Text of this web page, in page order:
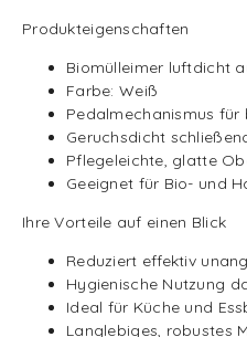
Produkteigenschaften
Biomülleimer luftdicht
Farbe: Weiß
Pedalmechanismus für
Geruchsdicht
Pflegeleichte, glatte
Geeignet für Bio- und
Ihre Vorteile auf einen Blick
Reduziert effektiv
Hygienische Nutzung
Ideal für Küche und
Langlebiges, robustes